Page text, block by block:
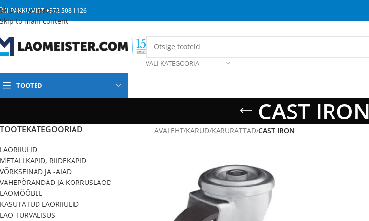
Skip to navigation
Skip to main content
PAKKUMIST+372 508 1126
VALI KATEGOORIA
TOOTED
CAST IRON
TOOTEKATEGOORIAD
LAORIIULID
METALLKAPID, RIIDEKAPID
VÕRKSEINAD JA -AIAD
VAHEPÕRANDAD JA KORRUSLAOD
LAOMÖÖBEL
KASUTATUD LAORIIULID
LAO TURVALISUS
AVALEHT/KÄRUD/KÄRURATTAD/CAST IRON